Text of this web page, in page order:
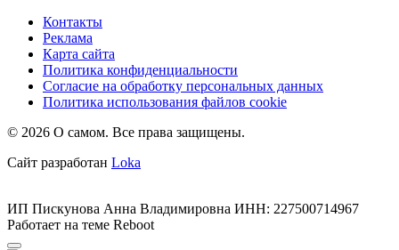
Контакты
Реклама
Карта сайта
Политика конфиденциальности
Согласие на обработку персональных данных
Политика использования файлов cookie
© 2026 О самом. Все права защищены.
Сайт разработан Loka
ИП Пискунова Анна Владимировна ИНН: 227500714967
Работает на теме Reboot